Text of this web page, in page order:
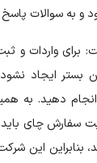
و به سوالات
برای واردات و
بستر ایجاد
دهید. به
سفارش چای
بنابراین این